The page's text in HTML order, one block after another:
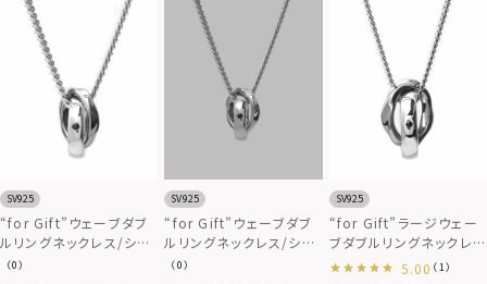
SV925
“for Gift”ウェーブダブ
ルリングネックレス/シル
バー×ライトブラック/喜
（0）
SV925
“for Gift”ウェーブダブ
ルリングネックレス/シル
バー/喜平チェーン/シル
（0）
SV925
“for Gift”ラージウェー
ブダブルリングネックレ
ス/シルバー×ライトブラ
5.00 （1）